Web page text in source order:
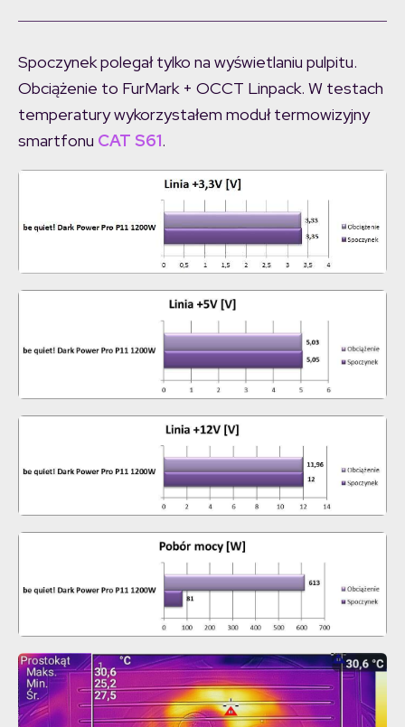
Spoczynek polegał tylko na wyświetlaniu pulpitu.
Obciążenie to FurMark + OCCT Linpack. W testach
temperatury wykorzystałem moduł termowizyjny
smartfonu CAT S61.